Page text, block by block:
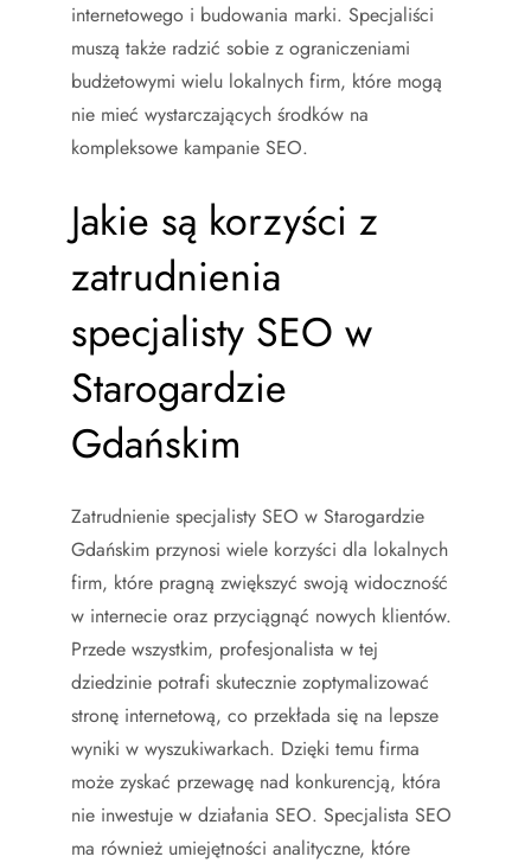
internetowego i budowania marki. Specjaliści
muszą także radzić sobie z ograniczeniami
budżetowymi wielu lokalnych firm, które mogą
nie mieć wystarczających środków na
kompleksowe kampanie SEO.
Jakie są korzyści z
zatrudnienia
specjalisty SEO w
Starogardzie
Gdańskim
Zatrudnienie specjalisty SEO w Starogardzie
Gdańskim przynosi wiele korzyści dla lokalnych
firm, które pragną zwiększyć swoją widoczność
w internecie oraz przyciągnąć nowych klientów.
Przede wszystkim, profesjonalista w tej
dziedzinie potrafi skutecznie zoptymalizować
stronę internetową, co przekłada się na lepsze
wyniki w wyszukiwarkach. Dzięki temu firma
może zyskać przewagę nad konkurencją, która
nie inwestuje w działania SEO. Specjalista SEO
ma również umiejętności analityczne, które